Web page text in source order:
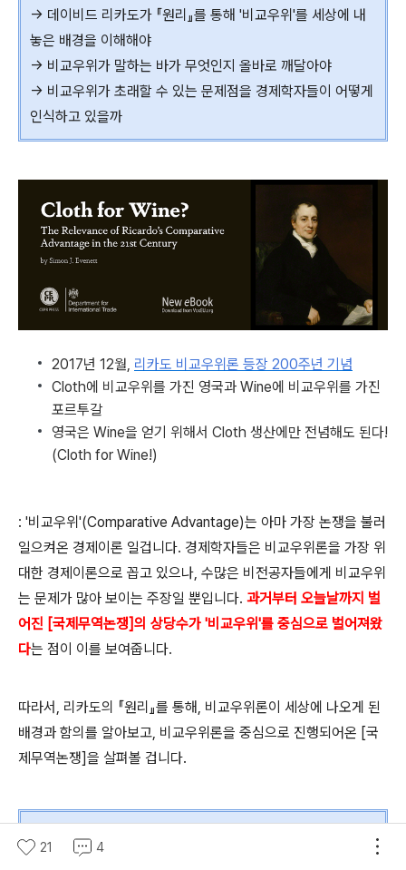
→ 데이비드 리카도가 『원리』를 통해 '비교우위'를 세상에 내
놓은 배경을 이해해야
→ 비교우위가 말하는 바가 무엇인지 올바로 깨달아야
→ 비교우위가 초래할 수 있는 문제점을 경제학자들이 어떻게
인식하고 있을까
2017년 12월, 리카도 비교우위론 등장 200주년 기념
Cloth에 비교우위를 가진 영국과 Wine에 비교우위를 가진
포르투갈
영국은 Wine을 얻기 위해서 Cloth 생산에만 전념해도 된다!
(Cloth for Wine!)
: '비교우위'(Comparative Advantage)는 아마 가장 논쟁을 불러
일으켜온 경제이론 일겁니다. 경제학자들은 비교우위론을 가장 위
대한 경제이론으로 꼽고 있으나, 수많은 비전공자들에게 비교우위
는 문제가 많아 보이는 주장일 뿐입니다. 과거부터 오늘날까지 벌
어진 [국제무역논쟁]의 상당수가 '비교우위'를 중심으로 벌어져왔
다는 점이 이를 보여줍니다.
따라서, 리카도의 『원리』를 통해, 비교우위론이 세상에 나오게 된
배경과 함의를 알아보고, 비교우위론을 중심으로 진행되어온 [국
제무역논쟁]을 살펴볼 겁니다.
→ 산업화와 제조업 육성을 동일시한 개발도상국의 관점
21 4